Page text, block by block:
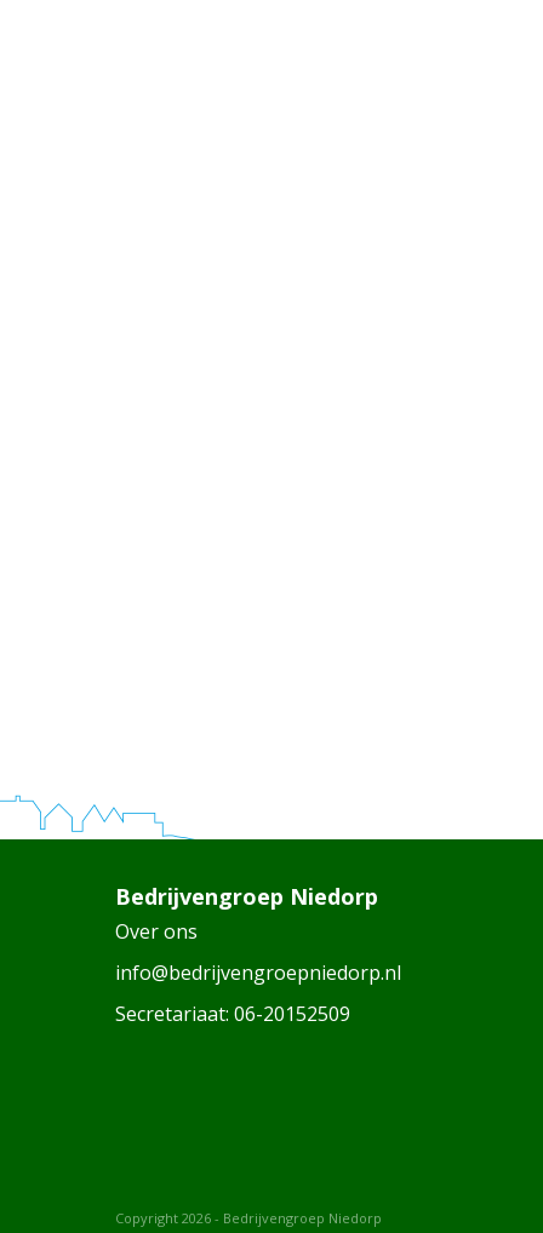
Bedrijvengroep Niedorp
Over ons
info@bedrijvengroepniedorp.nl
Secretariaat: 06-20152509
Copyright 2026 - Bedrijvengroep Niedorp